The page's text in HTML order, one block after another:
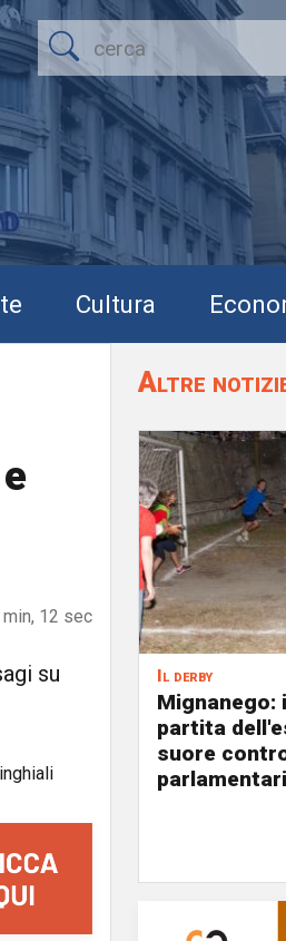
Cultura
min, 12 sec
su
Altre
Il derby
Mignanego:
partita
suore
parlamentari